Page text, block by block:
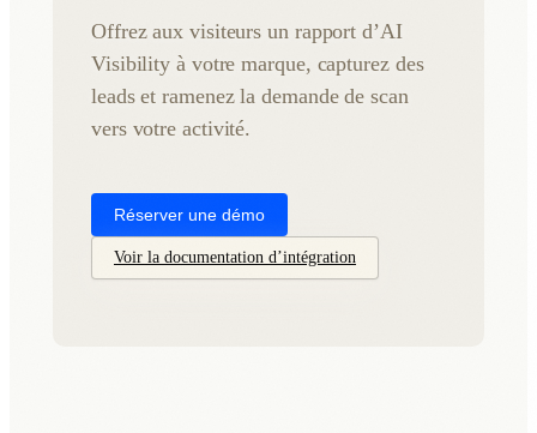
Offrez aux visiteurs un rapport d’AI
Visibility à votre marque, capturez des
leads et ramenez la demande de scan
vers votre activité.
Réserver une démo
Voir la documentation d’intégration